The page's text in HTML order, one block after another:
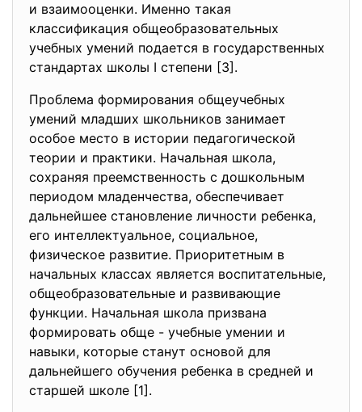
и взаимооценки. Именно такая
классификация общеобразовательных
учебных умений подается в государственных
стандартах школы I степени [3].
Проблема формирования общеучебных
умений младших школьников занимает
особое место в истории педагогической
теории и практики. Начальная школа,
сохраняя преемственность с дошкольным
периодом младенчества, обеспечивает
дальнейшее становление личности ребенка,
его интеллектуальное, социальное,
физическое развитие. Приоритетным в
начальных классах является воспитательные,
общеобразовательные и развивающие
функции. Начальная школа призвана
формировать обще - учебные умении и
навыки, которые станут основой для
дальнейшего обучения ребенка в средней и
старшей школе [1].